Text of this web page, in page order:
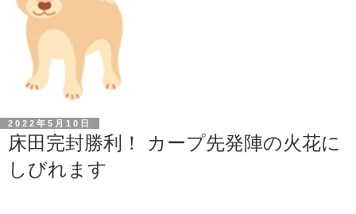
2022年5月10日
床田完封勝利！ カープ先発陣の火花に
しびれます